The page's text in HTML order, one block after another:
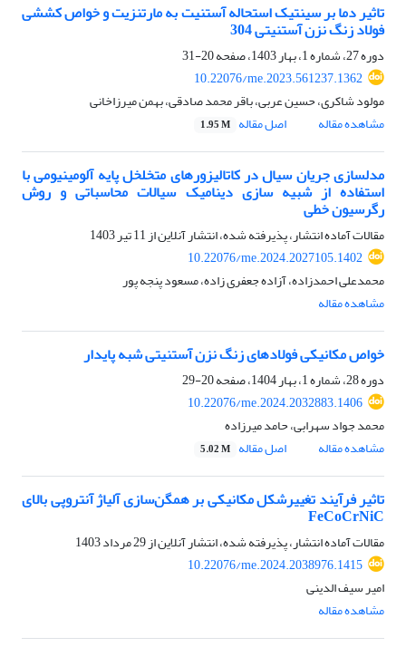
تاثیر دما بر سینتیک استحاله آستنیت به مارتنزیت و خواص کششی
فولاد زنگ نزن آستنیتی 304
دوره 27، شماره 1، بهار 1403، صفحه
20-31
10.22076/me.2023.561237.1362
مولود شاکری، حسین عربی، باقر محمد صادقی، بهمن میرزاخانی
مشاهده مقاله
اصل مقاله 1.95 M
مدلسازی جریان سیال در کاتالیزورهای متخلخل پایه آلومینیومی با
استفاده از شبیه سازی دینامیک سیالات محاسباتی و روش
رگرسیون خطی
مقالات آماده انتشار، پذیرفته شده، انتشار آنلاین از11 تیر 1403
10.22076/me.2024.2027105.1402
محمدعلی احمدزاده، آزاده جعفری زاده، مسعود پنجه پور
مشاهده مقاله
خواص مکانیکی فولادهای زنگ نزن آستنیتی شبه پایدار
دوره 28، شماره 1، بهار 1404، صفحه
20-29
10.22076/me.2024.2032883.1406
محمد جواد سهرابی، حامد میرزاده
مشاهده مقاله
اصل مقاله 5.02 M
تاثیر فرآیند تغییرشکل مکانیکی بر همگن‌سازی آلیاژ آنتروپی بالای
FeCoCrNiC
مقالات آماده انتشار، پذیرفته شده، انتشار آنلاین از29 مرداد 1403
10.22076/me.2024.2038976.1415
امیر سیف الدینی
مشاهده مقاله